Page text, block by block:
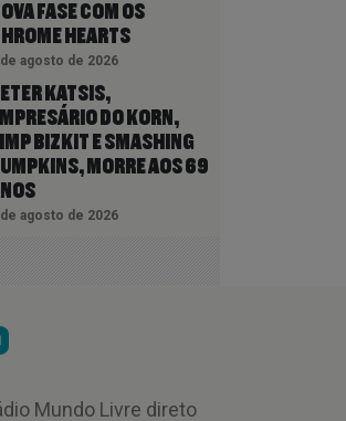
FASE COM OS
HEARTS
agosto de 2026
KATSIS,
DO KORN,
BIZKIT E SMASHING
MORRE AOS 69
agosto de 2026
Mundo Livre direto